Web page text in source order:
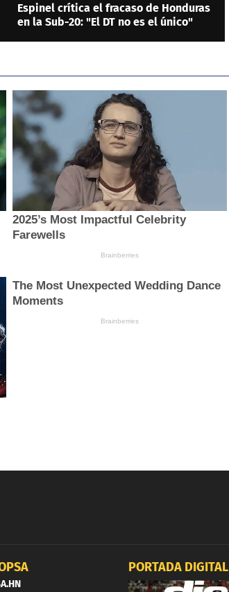
Espinel crítica el fracaso de Honduras
en la Sub-20: "El DT no es el único"
PORTADA DIGITAL